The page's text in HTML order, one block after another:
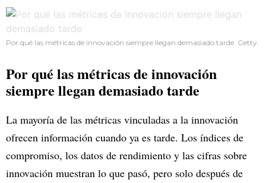
Por qué las métricas de innovación siempre llegan demasiado tarde. Getty.
Por qué las métricas de innovación
siempre llegan demasiado tarde
La mayoría de las métricas vinculadas a la innovación
ofrecen información cuando ya es tarde. Los índices de
compromiso, los datos de rendimiento y las cifras sobre
innovación muestran lo que pasó, pero solo después de